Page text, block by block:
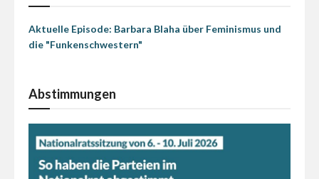
Aktuelle Episode: Barbara Blaha über Feminismus und
die "Funkenschwestern"
Abstimmungen